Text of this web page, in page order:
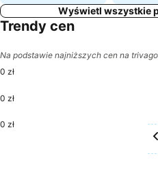
Wyświetl wszystkie
Trendy cen
Na podstawie najniższych cen na
0 zł
0 zł
0 zł